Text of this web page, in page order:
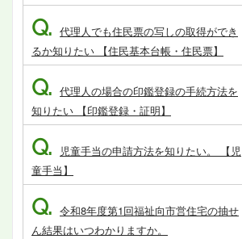
Q. 代理人でも住民票の写しの取得ができ
るか知りたい 【住民基本台帳・住民票】
Q. 代理人の場合の印鑑登録の手続方法を
知りたい 【印鑑登録・証明】
Q.
児童手当の申請方法を知りたい。 【児
童手当】
Q. 令和8年度第1回福祉向市営住宅の抽せ
ん結果はいつわかりますか。